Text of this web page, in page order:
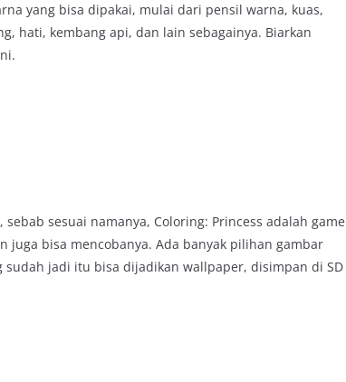
yang bisa dipakai, mulai dari pensil warna, kuas,
hati, kembang api, dan lain sebagainya. Biarkan
sesuai namanya, Coloring: Princess adalah game
juga bisa mencobanya. Ada banyak pilihan gambar
jadi itu bisa dijadikan wallpaper, disimpan di SD